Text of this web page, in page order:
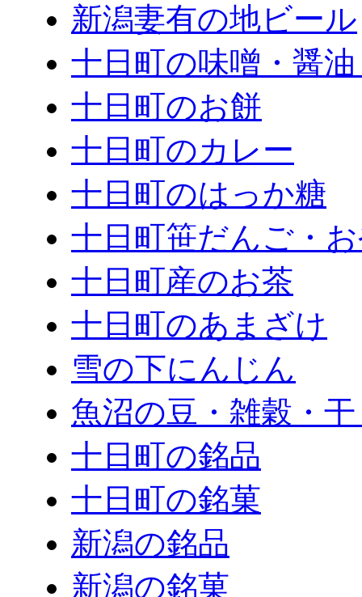
新潟妻有の地ビール
十日町の味噌・醤
十日町のお餅
十日町のカレー
十日町のはっか糖
十日町笹だんご・
十日町産のお茶
十日町のあまざけ
雪の下にんじん
魚沼の豆・雑穀・
十日町の銘品
十日町の銘菓
新潟の銘品
新潟の銘菓